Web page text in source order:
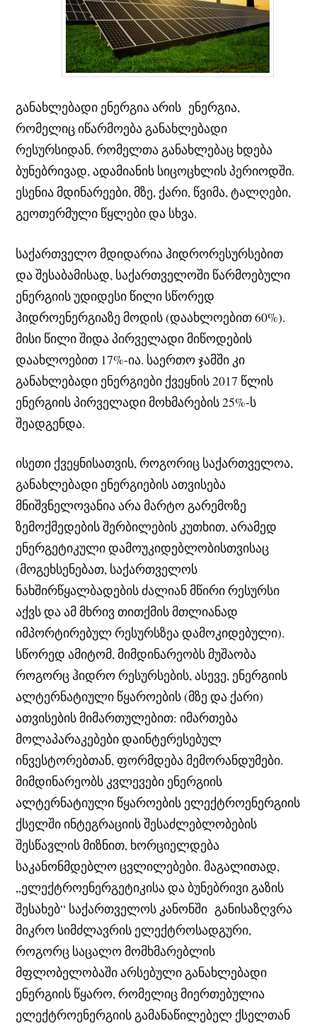
განახლებადი ენერგია არის ენერგია,
რომელიც იწარმოება განახლებადი
რესურსიდან, რომელთა განახლებაც ხდება
ბუნებრივად, ადამიანის სიცოცხლის პერიოდში.
ესენია მდინარეები, მზე, ქარი, წვიმა, ტალღები,
გეოთერმული წყლები და სხვა.
საქართველო მდიდარია ჰიდრორესურსებით
და შესაბამისად, საქართველოში წარმოებული
ენერგიის უდიდესი წილი სწორედ
ჰიდროენერგიაზე მოდის (დაახლოებით 60%).
მისი წილი შიდა პირველადი მიწოდების
დაახლოებით 17%-ია. საერთო ჯამში კი
განახლებადი ენერგიები ქვეყნის 2017 წლის
ენერგიის პირველადი მოხმარების 25%-ს
შეადგენდა.
ისეთი ქვეყნისათვის, როგორიც საქართველოა,
განახლებადი ენერგიების ათვისება
მნიშვნელოვანია არა მარტო გარემოზე
ზემოქმედების შერბილების კუთხით, არამედ
ენერგეტიკული დამოუკიდებლობისთვისაც
(მოგეხსენებათ, საქართველოს
ნახშირწყალბადების ძალიან მწირი რესურსი
აქვს და ამ მხრივ თითქმის მთლიანად
იმპორტირებულ რესურსზეა დამოკიდებული).
სწორედ ამიტომ, მიმდინარეობს მუშაობა
როგორც ჰიდრო რესურსების, ასევე, ენერგიის
ალტერნატიული წყაროების (მზე და ქარი)
ათვისების მიმართულებით: იმართება
მოლაპარაკებები დაინტერესებულ
ინვესტორებთან, ფორმდება მემორანდუმები.
მიმდინარეობს კვლევები ენერგიის
ალტერნატიული წყაროების ელექტროენერგიის
ქსელში ინტეგრაციის შესაძლებლობების
შესწავლის მიზნით, ხორციელდება
საკანონმდებლო ცვლილებები. მაგალითად,
„ელექტროენერგეტიკისა და ბუნებრივი გაზის
შესახებ“ საქართველოს კანონში განისაზღვრა
მიკრო სიმძლავრის ელექტროსადგური,
როგორც საცალო მომხმარებლის
მფლობელობაში არსებული განახლებადი
ენერგიის წყარო, რომელიც მიერთებულია
ელექტროენერგიის გამანაწილებელ ქსელთან